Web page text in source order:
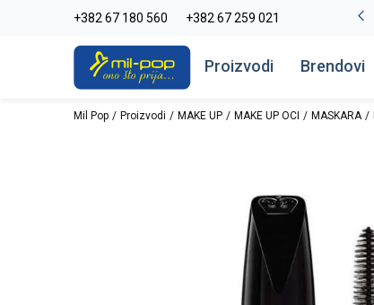
+382 67 180 560 +382 67 259 021
La Plage peškiri do -30% Pogledaj više
Proizvodi Brendovi
Mil Pop Proizvodi MAKE UP MAKE UP OCI MASKARA